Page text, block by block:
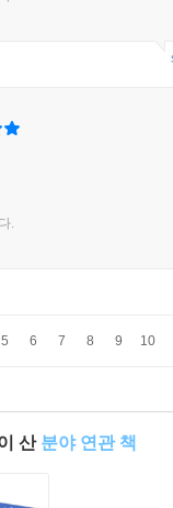
.
5 6 7 8 9 10
산 분야 연관 책